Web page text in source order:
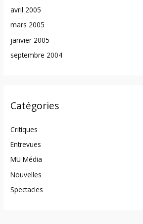
avril 2005
mars 2005
janvier 2005
septembre 2004
Catégories
Critiques
Entrevues
MU Média
Nouvelles
Spectacles